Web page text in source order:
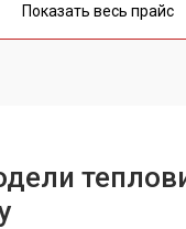
Показать весь прайс